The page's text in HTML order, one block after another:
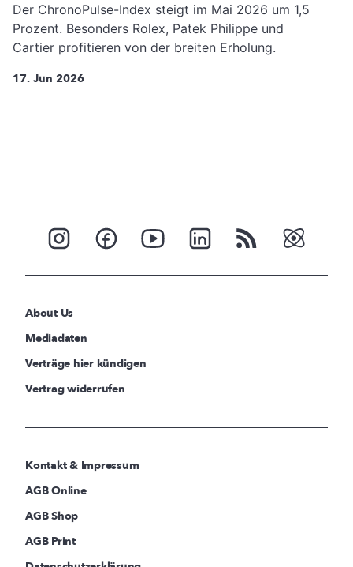
Der ChronoPulse-Index steigt im Mai 2026 um 1,5
Prozent. Besonders Rolex, Patek Philippe und
Cartier profitieren von der breiten Erholung.
17. Jun 2026
About Us
Mediadaten
Verträge hier kündigen
Vertrag widerrufen
Kontakt & Impressum
AGB Online
AGB Shop
AGB Print